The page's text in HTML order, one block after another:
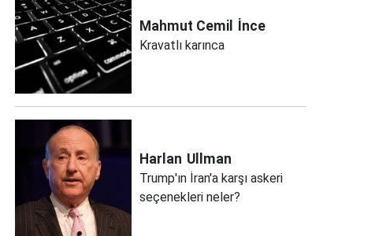
Mahmut Cemil İnce
Kravatlı karınca
Harlan Ullman
Trump'ın İran'a karşı askeri
seçenekleri neler?